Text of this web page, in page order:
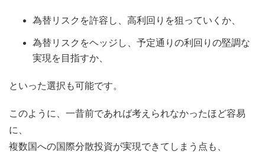
為替リスクを許容し、高利回りを狙っていくか、
為替リスクをヘッジし、予定通りの利回りの堅調な
実現を目指すか、
といった選択も可能です。
このように、一昔前であれば考えられなかったほど容易
に、
複数国への国際分散投資が実現できてしまう点も、